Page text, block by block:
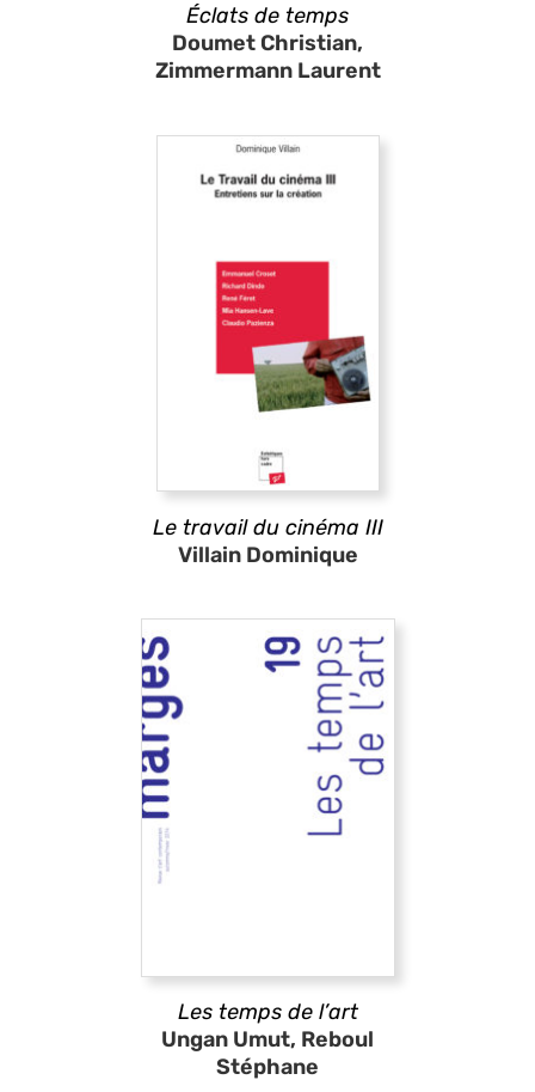
Éclats de temps
Doumet Christian,
Zimmermann Laurent
Le travail du cinéma III
Villain Dominique
Les temps de l’art
Ungan Umut, Reboul
Stéphane